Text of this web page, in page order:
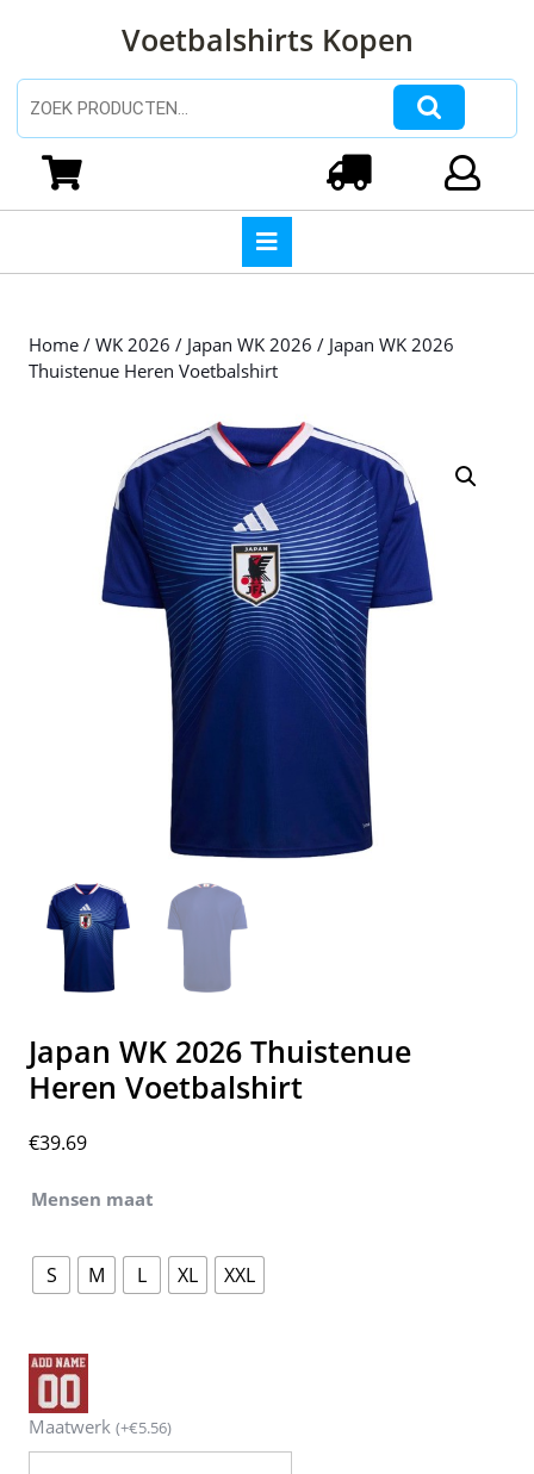
inhoud
Voetbalshirts Kopen
Zoeken naar:
Home / WK 2026 / Japan WK 2026 / Japan WK 2026
Thuistenue Heren Voetbalshirt
Japan WK 2026 Thuistenue
Heren Voetbalshirt
€39.69
Mensen maat
S M L XL XXL
Maatwerk (+€5.56)